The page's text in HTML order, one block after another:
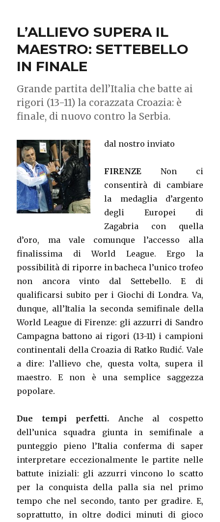
L’ALLIEVO SUPERA IL
MAESTRO: SETTEBELLO
IN FINALE
Grande partita dell’Italia che batte ai
rigori (13-11) la corazzata Croazia: è
finale, di nuovo contro la Serbia.
dal nostro inviato
FIRENZE Non ci
consentirà di cambiare
la medaglia d’argento
degli Europei di
Zagabria con quella
d’oro, ma vale comunque l’accesso alla
finalissima di World League. Ergo la
possibilità di riporre in bacheca l’unico trofeo
non ancora vinto dal Settebello. E di
qualificarsi subito per i Giochi di Londra. Va,
dunque, all’Italia la seconda semifinale della
World League di Firenze: gli azzurri di Sandro
Campagna battono ai rigori (13-11) i campioni
continentali della Croazia di Ratko Rudić. Vale
a dire: l’allievo che, questa volta, supera il
maestro. E non è una semplice saggezza
popolare.
Due tempi perfetti. Anche al cospetto
dell’unica squadra giunta in semifinale a
punteggio pieno l’Italia conferma di saper
interpretare eccezionalmente le partite nelle
battute iniziali: gli azzurri vincono lo scatto
per la conquista della palla sia nel primo
tempo che nel secondo, tanto per gradire. E,
soprattutto, in oltre dodici minuti di gioco